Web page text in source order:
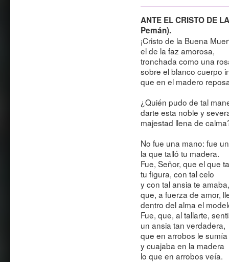
ANTE EL CRISTO DE
Pemán).
¡Cristo de la Buena
el de la faz amorosa,
tronchada como una
sobre el blanco cuerpo
que en el madero
¿Quién pudo de tal
darte esta noble y
majestad llena de
No fue una mano: fue
la que talló tu madera.
Fue, Señor, que el que
tu figura, con tal celo
y con tal ansia te amaba,
que, a fuerza de amor,
dentro del alma el
Fue, que, al tallarte,
un ansia tan verdadera,
que en arrobos le sumía
y cuajaba en la madera
lo que en arrobos veía.